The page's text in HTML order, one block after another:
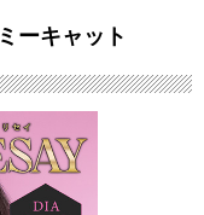
ーキャット